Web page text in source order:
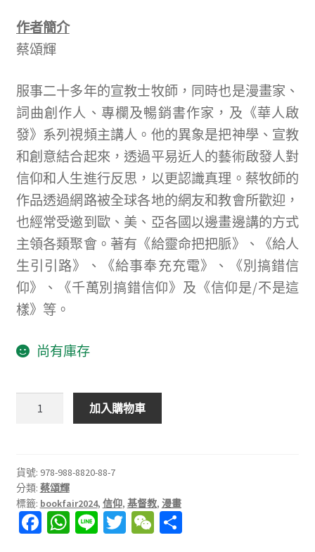
作者簡介
蔡頌輝
服事二十多年的宣教士牧師，同時也是漫畫家、
詞曲創作人、專欄及暢銷書作家，及《華人啟
發》系列視頻主講人。他的異象是把神學、宣教
和創意結合起來，透過平易近人的藝術啟發人對
信仰和人生進行反思，以更認識真理。蔡牧師的
作品透過網路被全球各地的網友和教會所歡迎，
也經常受邀到歐、美、亞各國以邊畫邊講的方式
主領各類聚會。著有《給靈命把把脈》、《給人
生引引路》、《給事奉充充電》、《別搞錯信
仰》、《千萬別搞錯信仰》及《信仰是/不是這
樣》等。
尚有庫存
忘
記
了？
數
加入購物車
貨號: 978-988-8820-88-7
分類: 蔡頌輝
標籤: bookfair2024, 信仰, 基督教, 漫畫
Fa W Li T W 分